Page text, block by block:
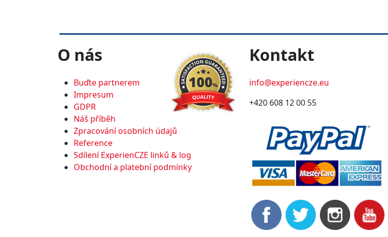
O nás
Buďte partnerem
Impresum
GDPR
Náš příběh
Zpracování osobních údajů
Reference
Sdílení ExperienCZE linků & log
Obchodní a platební podmínky
Kontakt
info@experiencze.eu
+420 608 12 00 55